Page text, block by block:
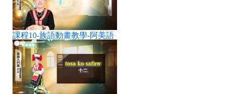
課程10-族語動畫教學-阿美語